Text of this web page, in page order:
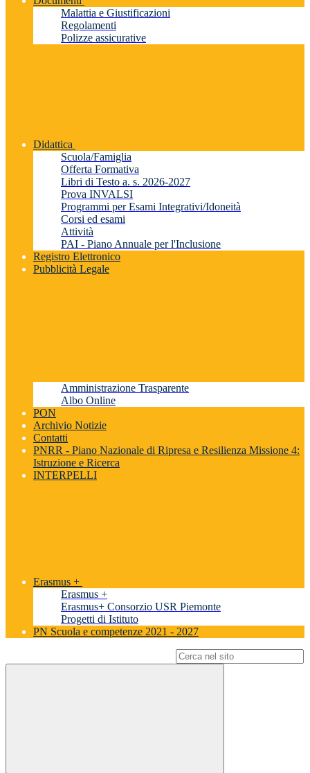
Malattia e Giustificazioni
Regolamenti
Polizze assicurative
Didattica
Scuola/Famiglia
Offerta Formativa
Libri di Testo a. s. 2026-2027
Prova INVALSI
Programmi per Esami Integrativi/Idoneità
Corsi ed esami
Attività
PAI - Piano Annuale per l'Inclusione
Registro Elettronico
Pubblicità Legale
Amministrazione Trasparente
Albo Online
PON
Archivio Notizie
Contatti
PNRR - Piano Nazionale di Ripresa e Resilienza Missione 4:
Istruzione e Ricerca
INTERPELLI
Erasmus +
Erasmus +
Erasmus+ Consorzio USR Piemonte
Progetti di Istituto
PN Scuola e competenze 2021 - 2027